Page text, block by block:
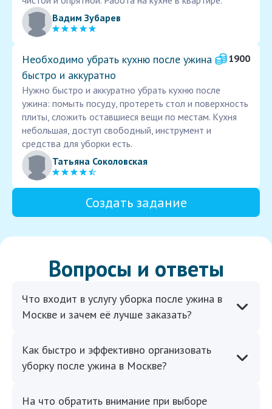
Вадим Зубарев
Необходимо убрать кухню после ужина
быстро и аккуратно
1900
Нужно быстро и аккуратно убрать кухню после
ужина: помыть посуду, протереть стол и поверхность
плиты, сложить оставшиеся вещи по местам. Кухня
небольшая, доступ свободный, инструмент и
средства для уборки есть.
Татьяна Соколовская
Создать задание
Вопросы и ответы
Что входит в услугу уборка после ужина в
Москве и зачем её лучше заказать?
Как быстро и эффективно организовать
уборку после ужина в Москве?
На что обратить внимание при выборе